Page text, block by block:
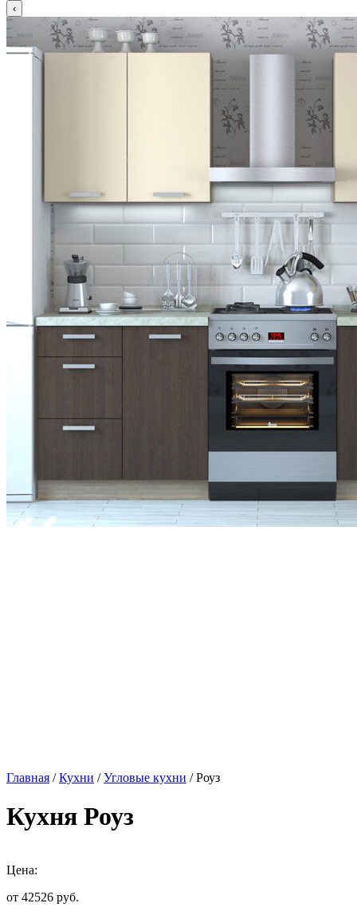
Главная /Кухни /Угловые кухни / Роуз
Кухня Роуз
Цена:
от 42526 руб.